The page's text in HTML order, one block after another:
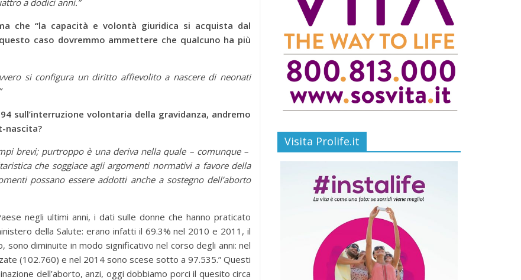
a dodici anni.”
che “la capacità e volontà giuridica si acquista dal
caso dovremmo ammettere che qualcuno ha più
si configura un diritto affievolito a nascere di neonati
sull’interruzione volontaria della gravidanza, andremo
nascita?
brevi; purtroppo è una deriva nella quale – comunque –
che soggiace agli argomenti normativi a favore della
possano essere addotti anche a sostegno dell’aborto
negli ultimi anni, i dati sulle donne che hanno praticato
della Salute: erano infatti il 69.3% nel 2010 e 2011, il
diminuite in modo significativo nel corso degli anni: nel
(102.760) e nel 2014 sono scese sotto a 97.535.” Questi
dell’aborto, anzi, oggi dobbiamo porci il quesito circa
Visita Prolife.it